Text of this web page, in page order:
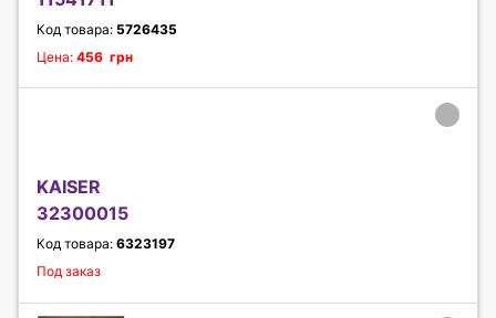
Код товара: 5726435
Цена: 456 грн
KAISER
32300015
Код товара: 6323197
Под заказ